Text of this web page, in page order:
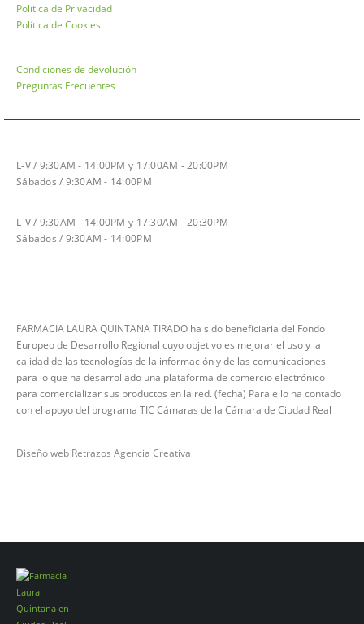
Política de Privacidad
Política de Cookies
Condiciones de devolución
Preguntas Frecuentes
L-V / 9:30AM - 14:00PM y 17:00AM - 20:00PM
Sábados / 9:30AM - 14:00PM
L-V / 9:30AM - 14:00PM y 17:30AM - 20:30PM
Sábados / 9:30AM - 14:00PM
FARMACIA LAURA QUINTANA TIRADO ha sido beneficiaria del Fondo
Europeo de Desarrollo Regional cuyo objetivo es mejorar el uso y la
calidad de las tecnologías de la información y de las comunicaciones
para lo que ha desarrollado una plataforma de comercio electrónico
para comercializar sus productos en la red. (fecha) Para ello ha contado
con el apoyo del programa TIC Cámaras de la Cámara de Ciudad Real
Diseño web Retrazos Agencia Creativa